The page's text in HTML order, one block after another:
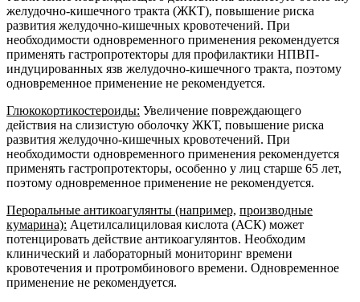
желудочно-кишечного тракта (ЖКТ), повышение риска
развития желудочно‑кишечных кровотечений. При
необходимости одновременного применения рекомендуется
применять гастропротекторы для профилактики НПВП-
индуцированных язв желудочно-кишечного тракта, поэтому
одновременное применение не рекомендуется.
Глюкокортикостероиды: Увеличение повреждающего
действия на слизистую оболочку ЖКТ, повышение риска
развития желудочно-кишечных кровотечений. При
необходимости одновременного применения рекомендуется
применять гастропротекторы, особенно у лиц старше 65 лет,
поэтому одновременное применение не рекомендуется.
Пероральные антикоагулянты (например, производные
кумарина): Ацетилсалициловая кислота (АСК) может
потенцировать действие антикоагулянтов. Необходим
клинический и лабораторный мониторинг времени
кровотечения и протромбинового времени. Одновременное
применение не рекомендуется.